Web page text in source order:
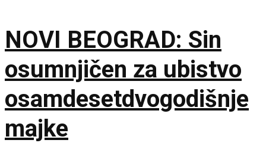
NOVI BEOGRAD: Sin
osumnjičen za ubistvo
osamdesetdvogodišnje
majke